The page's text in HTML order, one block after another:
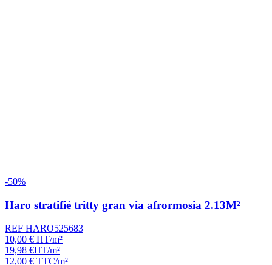
-50%
Haro stratifié tritty gran via afrormosia 2.13M²
REF HARO525683
10,00 € HT/m²
19,98 €HT/m²
12,00 € TTC/m²